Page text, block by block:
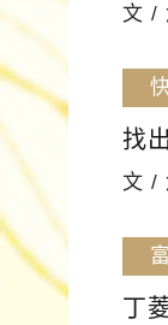
文 /
找
文 /
丁